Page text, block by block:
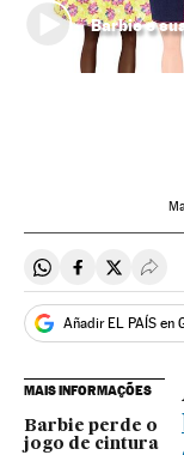
Barbie e
Compartir en
Compartir en
Añadir EL PAÍS en
MAIS INFORMAÇÕES
Barbie perde o
jogo de cintura